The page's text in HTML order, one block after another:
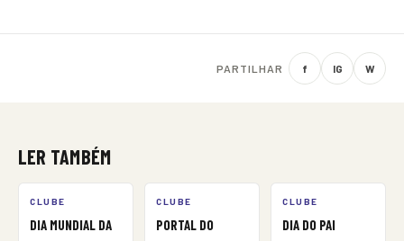
PARTILHAR f IG W
LER TAMBÉM
CLUBE
DIA MUNDIAL DA
CLUBE
PORTAL DO
CLUBE
DIA DO PAI